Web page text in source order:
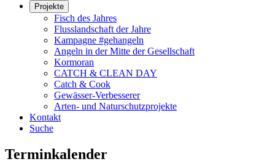
Projekte
Fisch des Jahres
Flusslandschaft der Jahre
Kampagne #gehangeln
Angeln in der Mitte der Gesellschaft
Kormoran
CATCH & CLEAN DAY
Catch & Cook
Gewässer-Verbesserer
Arten- und Naturschutzprojekte
Kontakt
Suche
Terminkalender